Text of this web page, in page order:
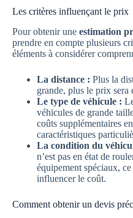
Les critères influençant le prix
Pour obtenir une estimation
prendre en compte plusieurs
éléments à considérer
La distance : Plus la
grande, plus le prix sera
Le type de véhicule :
véhicules de grande
coûts supplémentaires
caractéristiques
La condition du
n’est pas en état de
équipement spéciaux,
influencer le coût.
Comment obtenir un devis